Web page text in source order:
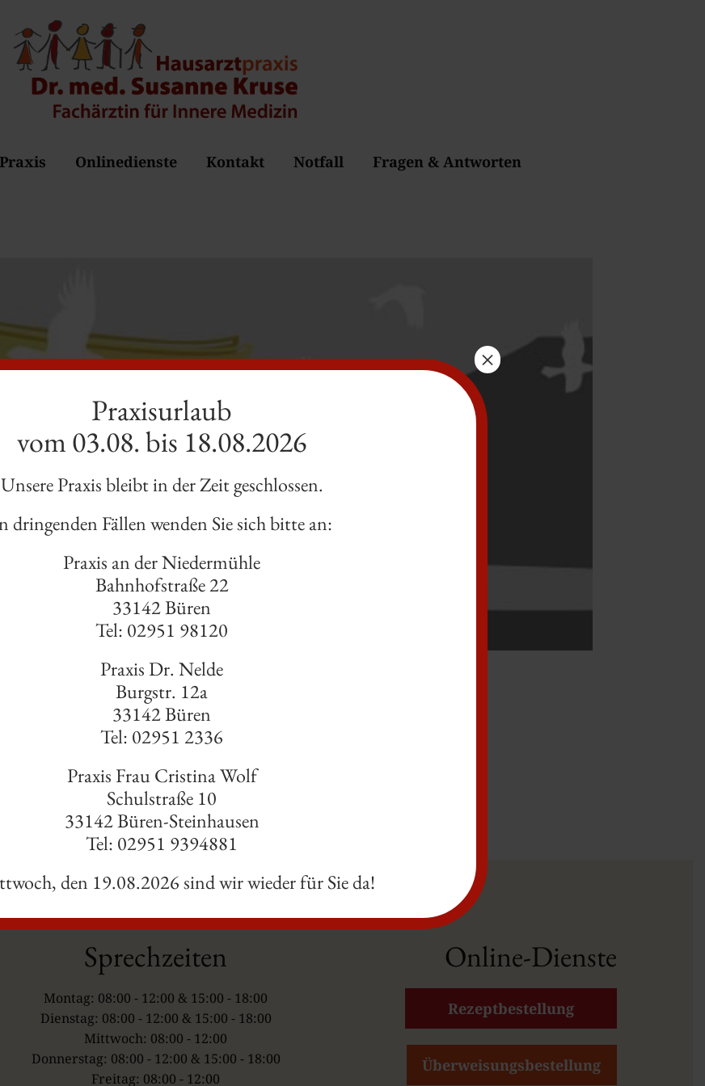
Praxis Onlinedienste Kontakt Notfall Fragen & Antworten
amet.
Sprechzeiten
Montag: 08:00 - 12:00 & 15:00 - 18:00
Dienstag: 08:00 - 12:00 & 15:00 - 18:00
Mittwoch: 08:00 - 12:00
Donnerstag: 08:00 - 12:00 & 15:00 - 18:00
Freitag: 08:00 - 12:00
Online-Dienste
Rezeptbestellung
Überweisungsbestellung
Praxisurlaub
vom 03.08. bis 18.08.2026
Unsere Praxis bleibt in der Zeit geschlossen.
dringenden Fällen wenden Sie sich bitte an:
Praxis an der Niedermühle
Bahnhofstraße 22
33142 Büren
Tel: 02951 98120
Praxis Dr. Nelde
Burgstr. 12a
33142 Büren
Tel: 02951 2336
Praxis Frau Cristina Wolf
Schulstraße 10
33142 Büren-Steinhausen
Tel: 02951 9394881
den 19.08.2026 sind wir wieder für Sie da!
×